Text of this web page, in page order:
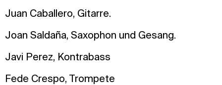
Juan Caballero, Gitarre.
Joan Saldaña, Saxophon und Gesang.
Javi Perez, Kontrabass
Fede Crespo, Trompete